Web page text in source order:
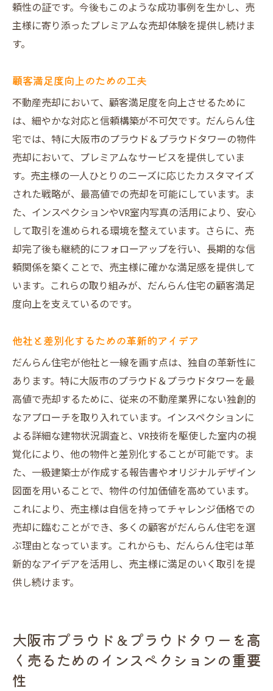
口コミ評価を高めるための取り組み
他社とは異なるだんらん住宅の強み
口コミから学ぶ今後の展望
頼性の証です。今後もこのような成功事例を生かし、売
主様に寄り添ったプレミアムな売却体験を提供し続けま
す。
顧客満足度向上のための工夫
不動産売却において、顧客満足度を向上させるために
は、細やかな対応と信頼構築が不可欠です。だんらん住
宅では、特に大阪市のプラウド＆プラウドタワーの物件
売却において、プレミアムなサービスを提供していま
す。売主様の一人ひとりのニーズに応じたカスタマイズ
された戦略が、最高値での売却を可能にしています。ま
た、インスペクションやVR室内写真の活用により、安心
して取引を進められる環境を整えています。さらに、売
却完了後も継続的にフォローアップを行い、長期的な信
頼関係を築くことで、売主様に確かな満足感を提供して
います。これらの取り組みが、だんらん住宅の顧客満足
度向上を支えているのです。
他社と差別化するための革新的アイデア
だんらん住宅が他社と一線を画す点は、独自の革新性に
あります。特に大阪市のプラウド＆プラウドタワーを最
高値で売却するために、従来の不動産業界にない独創的
なアプローチを取り入れています。インスペクションに
よる詳細な建物状況調査と、VR技術を駆使した室内の視
覚化により、他の物件と差別化することが可能です。ま
た、一級建築士が作成する報告書やオリジナルデザイン
図面を用いることで、物件の付加価値を高めています。
これにより、売主様は自信を持ってチャレンジ価格での
売却に臨むことができ、多くの顧客がだんらん住宅を選
ぶ理由となっています。これからも、だんらん住宅は革
新的なアイデアを活用し、売主様に満足のいく取引を提
供し続けます。
大阪市プラウド＆プラウドタワーを高
く売るためのインスペクションの重要
性